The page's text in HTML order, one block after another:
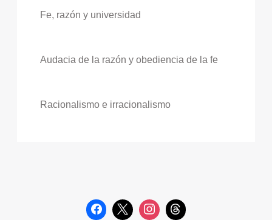
Fe, razón y universidad
Audacia de la razón y obediencia de la fe
Racionalismo e irracionalismo